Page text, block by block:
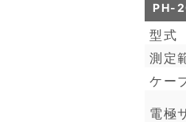
型式
測定
ケー
電極